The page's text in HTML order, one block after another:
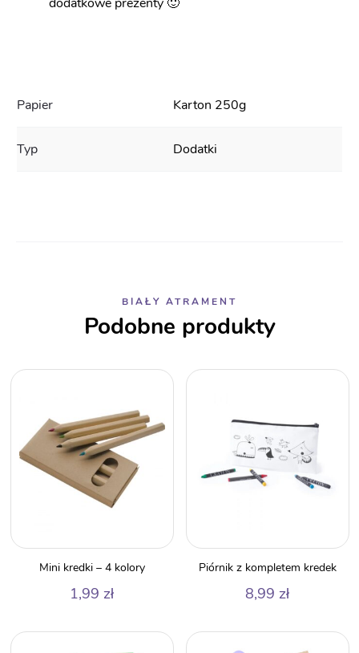
Papier Karton 250g
Typ Dodatki
BIAŁY ATRAMENT
Podobne produkty
Mini kredki – 4 kolory
1,99 zł
Piórnik z kompletem kredek
8,99 zł